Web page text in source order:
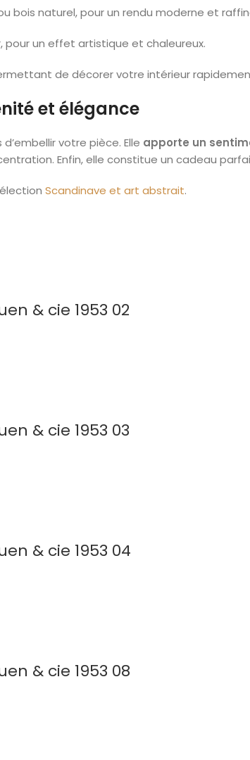
bois naturel, pour un rendu moderne et
pour un effet artistique et chaleureux.
de décorer votre intérieur
et élégance
votre pièce. Elle apporte un
Enfin, elle constitue un cadeau
Scandinave et art abstrait.
& cie 1953 02
& cie 1953 03
& cie 1953 04
& cie 1953 08